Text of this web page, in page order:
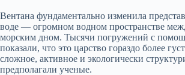
Вентана фундаментально изменила
воде — огромном водном пространстве
морским дном. Тысячи погружений с
показали, что это царство гораздо более
сложное, активное и экологически
предполагали ученые.